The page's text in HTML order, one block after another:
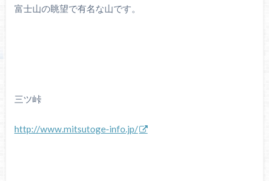
富士山の眺望で有名な山です。
三ツ峠
http://www.mitsutoge-info.jp/